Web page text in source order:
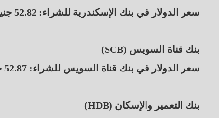
سعر الدولار في بنك الإسكندرية للشراء: 52.82 جنيه، والبيع: 52.92 جنيه.
بنك قناة السويس (SCB)
سعر الدولار في بنك قناة السويس للشراء: 52.87 جنيه، والبيع: 52.97 جنيه.
بنك التعمير والإسكان (HDB)